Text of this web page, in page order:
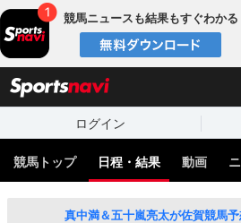
競馬ニュースも結果もすぐわかる
ログイン
競馬トップ 日程・結果 動画
真中満＆五十嵐亮太が佐賀競馬予